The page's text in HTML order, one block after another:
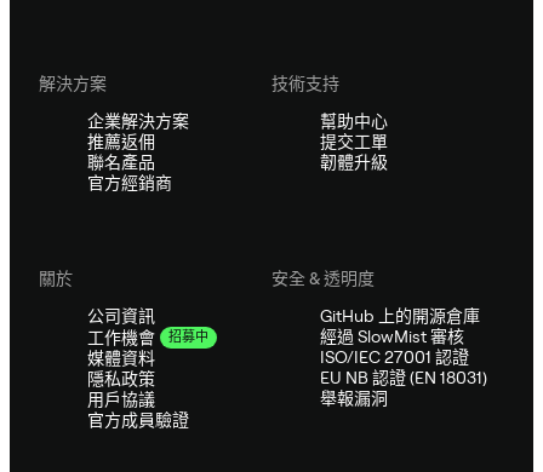
解決方案
企業解決方案
推薦返佣
聯名產品
官方經銷商
技術支持
幫助中心
提交工單
韌體升級
關於
公司資訊
工作機會
招募中
媒體資料
隱私政策
用戶協議
官方成員驗證
安全 & 透明度
GitHub 上的開源倉庫
經過 SlowMist 審核
ISO/IEC 27001 認證
EU NB 認證 (EN 18031)
舉報漏洞